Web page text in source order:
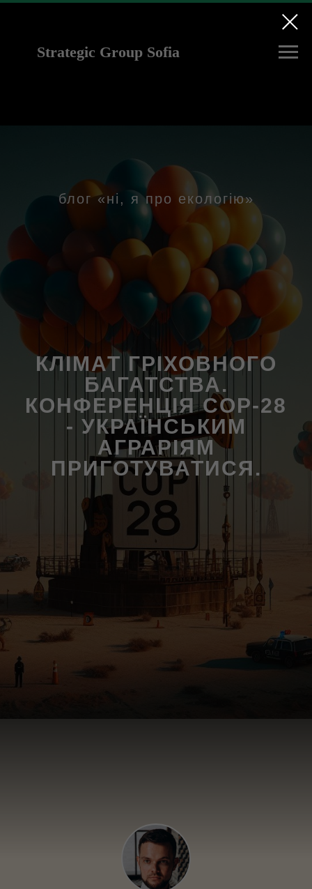
Strategic Group Sofia
КЛІМАТ ГРІХОВНОГО
БАГАТСТВА.
КОНФЕРЕНЦІЯ COP-28
- УКРАЇНСЬКИМ
АГРАРІЯМ
ПРИГОТУВАТИСЯ.
блог «ні, я про екологію»